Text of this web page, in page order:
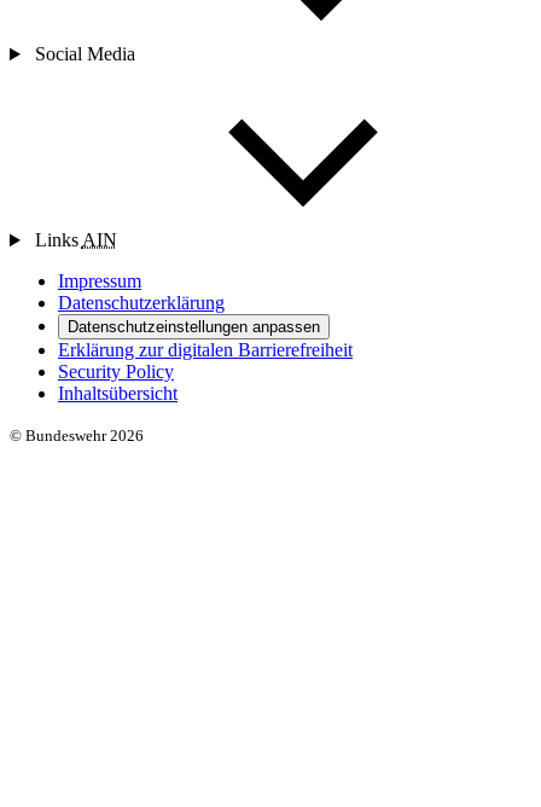
Social Media
Links AIN
Impressum
Datenschutzerklärung
Datenschutzeinstellungen anpassen
Erklärung zur digitalen Barrierefreiheit
Security Policy
Inhaltsübersicht
© Bundeswehr 2026